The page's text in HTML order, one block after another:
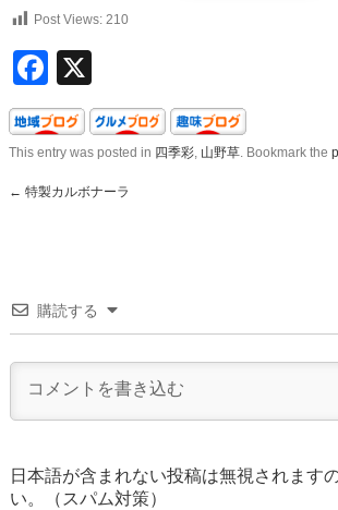
Post Views: 210
Facebook
This entry was posted in 四季彩, 山野草. Bookmark the
← 特製カルボナーラ
購読する
日本語が含まれない投稿は無視されます
い。（スパム対策）